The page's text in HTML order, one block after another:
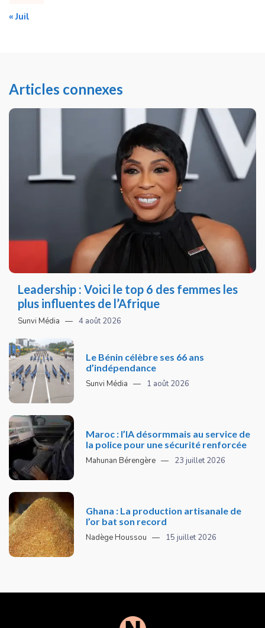
« Juil
Articles connexes
Leadership : Voici le top 6 des femmes les
plus influentes de l’Afrique
Sunvi Média 4 août 2026
Le Bénin célèbre ses 66 ans
d’indépendance
Sunvi Média 1 août 2026
Maroc : l’IA désormmais au service de
la police pour une sécurité renforcée
Mahunan Bérengère 23 juillet 2026
Ghana : La production artisanale de
l’or bat son record
Nadège Houssou 15 juillet 2026